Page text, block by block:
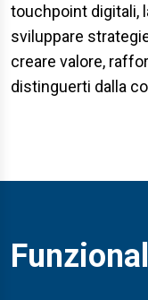
touchpoint digitali,
sviluppare
creare valore,
distinguerti dalla